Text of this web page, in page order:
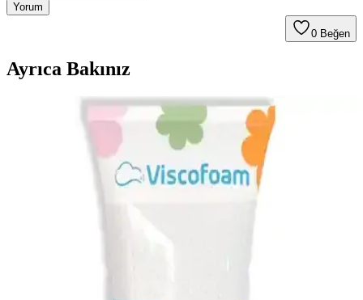
Yorum
0 Beğen
Ayrıca Bakınız
Varol Gold Serisi Bebek Yastığı Sağlıklı ve Konforlu
Uyku İçin Yüksek Kalite Ürün
Varol Gold Serisi Bebek Yastığı, nano elyaf dolgu ve pamuklu
yüzeyiyle sağlıklı, hijyenik ve konforlu uyku ortamı sağlar,